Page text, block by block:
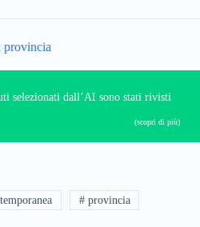
provincia
selezionati dall’AI sono stati rivisti
(scopri di più)
# provincia